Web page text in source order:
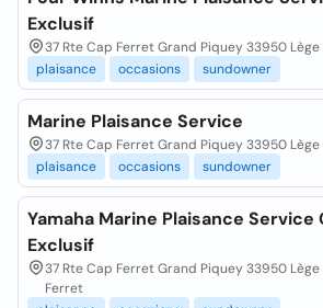
Exclusif
37 Rte Cap Ferret Grand Piquey 33950 Lège
plaisance
occasions sundowner
Marine Plaisance Service
37 Rte Cap Ferret Grand Piquey 33950 Lège
plaisance
occasions sundowner
Yamaha Marine Plaisance Service
Exclusif
37 Rte Cap Ferret Grand Piquey 33950
Ferret